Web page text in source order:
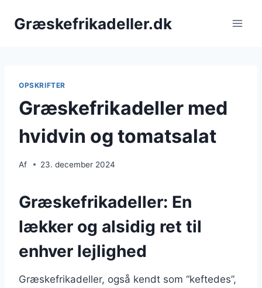
Græskefrikadeller.dk
OPSKRIFTER
Græskefrikadeller med
hvidvin og tomatsalat
Af 23. december 2024
Græskefrikadeller: En
lækker og alsidig ret til
enhver lejlighed
Græskefrikadeller, også kendt som “keftedes”,